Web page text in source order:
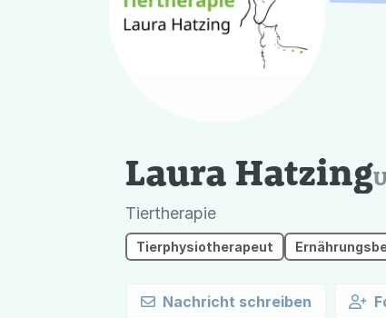
Laura Hatzing
Tiertherapie
Tierphysiotherapeut
Nachricht schreiben